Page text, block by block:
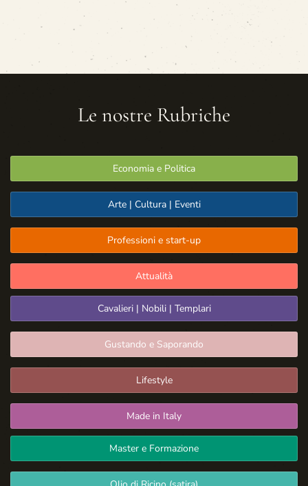
Le nostre Rubriche
Economia e Politica
Arte | Cultura | Eventi
Professioni e start-up
Attualità
Cavalieri | Nobili | Templari
Gustando e Saporando
Lifestyle
Made in Italy
Master e Formazione